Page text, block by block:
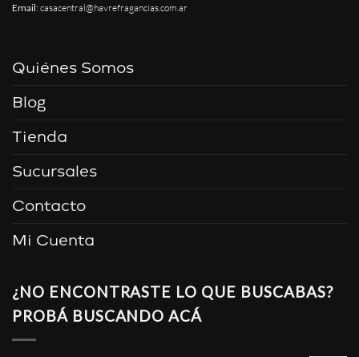
Email: casacentral@havrefragancias.com.ar
Quiénes Somos
Blog
Tienda
Sucursales
Contacto
Mi Cuenta
¿NO ENCONTRASTE LO QUE BUSCABAS?
PROBÁ BUSCANDO ACÁ